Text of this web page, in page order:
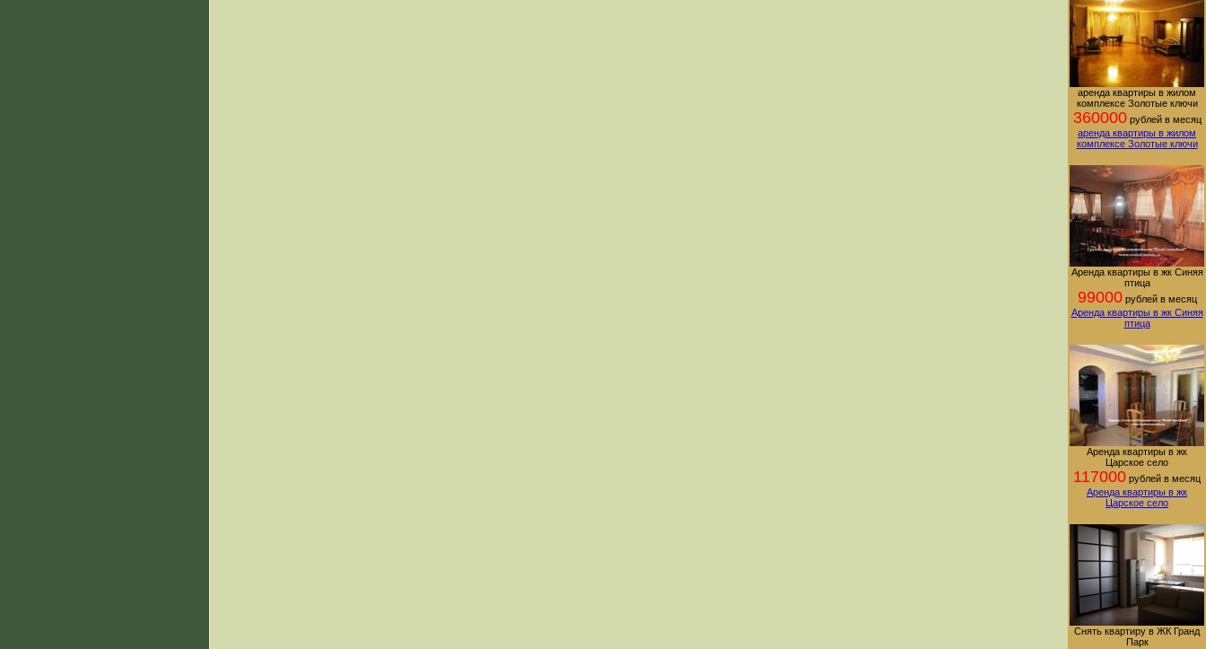
аренда квартиры в жилом
комплексе Золотые ключи
360000рублей в месяц
аренда квартиры в жилом
комплексе Золотые ключи
Аренда квартиры в жк Синяя
птица
99000рублей в месяц
Аренда квартиры в жк Синяя
птица
Аренда квартиры в жк
Царское село
117000 рублей в месяц
Аренда квартиры в жк
Царское село
Снять квартиру в ЖК Гранд
Парк